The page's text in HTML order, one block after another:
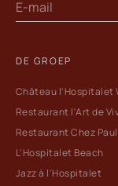
DE GROEP
Château l'Hospitalet
Restaurant l'Art de
Restaurant Chez
L'Hospitalet Beach
Jazz à l'Hospitalet